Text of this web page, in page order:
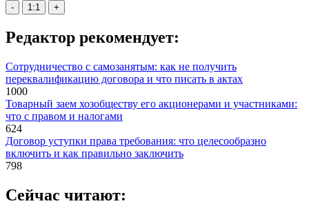
- 1:1 +
Редактор рекомендует:
Сотрудничество с самозанятым: как не получить
переквалификацию договора и что писать в актах
1000
Товарный заем хозобществу его акционерами и участниками:
что с правом и налогами
624
Договор уступки права требования: что целесообразно
включить и как правильно заключить
798
Сейчас читают: